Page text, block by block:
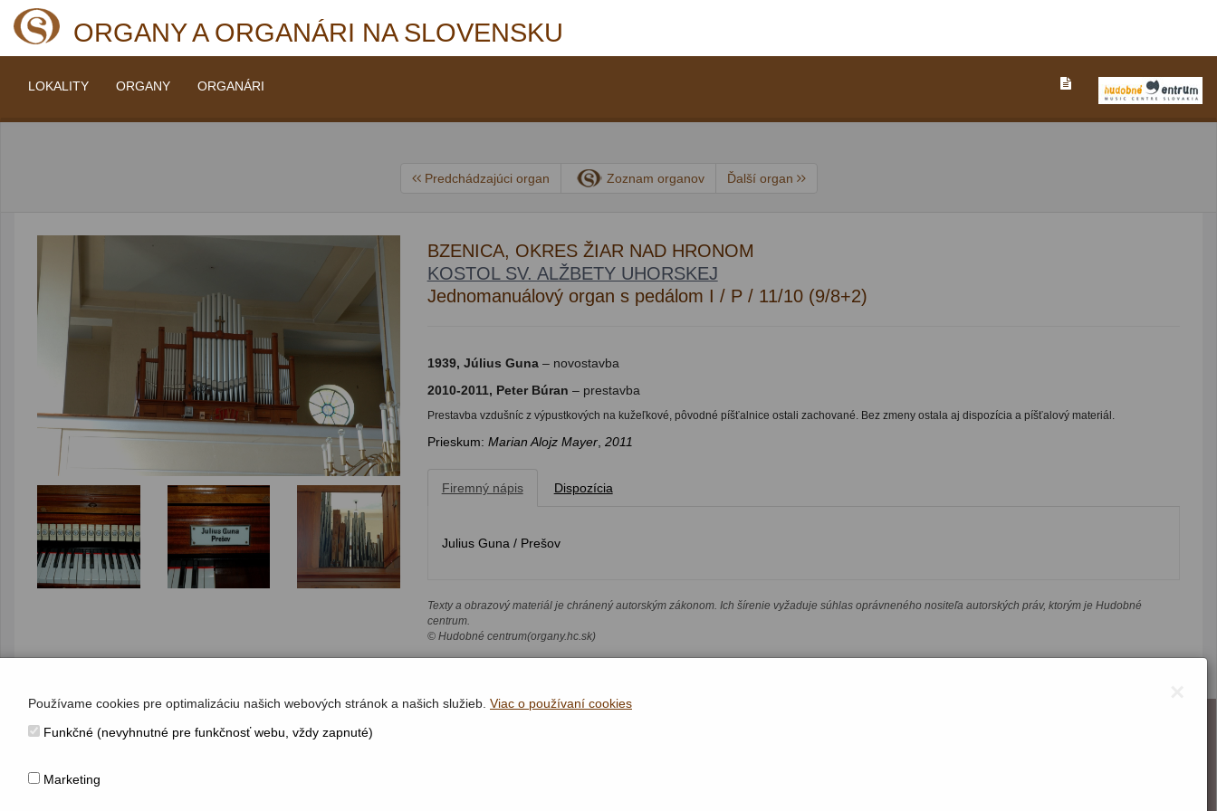
ORGANY A ORGANÁRI NA SLOVENSKU
LOKALITY ORGANY ORGANÁRI
Predchádzajúci organ Zoznam organov Ďalší organ
BZENICA, OKRES ŽIAR NAD HRONOM
KOSTOL SV. ALŽBETY UHORSKEJ
Jednomanuálový organ s pedálom I / P / 11/10 (9/8+2)
1939, Július Guna– novostavba
2010-2011, Peter Búran – prestavba
Prestavba vzdušníc z výpustkových na kužeľkové, pôvodné píšťalnice ostali zachované. Bez zmeny ostala aj dispozícia a píšťalový materiál.
Prieskum: Marian Alojz Mayer, 2011
Firemný nápis Dispozícia
Julius Guna / Prešov
Texty a obrazový materiál je chránený autorským zákonom. Ich šírenie vyžaduje súhlas oprávneného nositeľa autorských práv, ktorým je Hudobné
centrum.
© Hudobné centrum(organy.hc.sk)
KONTAKT
Hudobné centrum
Michalská 10, 815 36 Bratislava 1
Používame cookies pre optimalizáciu našich webových stránok a našich služieb. Viac o používaní cookies
Funkčné (nevyhnutné pre funkčnosť webu, vždy zapnuté)
Marketing